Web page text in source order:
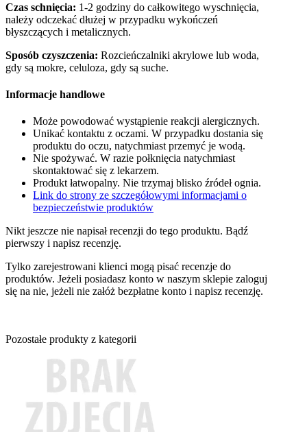
Czas schnięcia: 1-2 godziny do całkowitego wyschnięcia,
należy odczekać dłużej w przypadku wykończeń
błyszczących i metalicznych.
Sposób czyszczenia: Rozcieńczalniki akrylowe lub woda,
gdy są mokre, celuloza, gdy są suche.
Informacje handlowe
Może powodować wystąpienie reakcji alergicznych.
Unikać kontaktu z oczami. W przypadku dostania się
produktu do oczu, natychmiast przemyć je wodą.
Nie spożywać. W razie połknięcia natychmiast
skontaktować się z lekarzem.
Produkt łatwopalny. Nie trzymaj blisko źródeł ognia.
Link do strony ze szczegółowymi informacjami o
bezpieczeństwie produktów
Nikt jeszcze nie napisał recenzji do tego produktu. Bądź
pierwszy i napisz recenzję.
Tylko zarejestrowani klienci mogą pisać recenzje do
produktów. Jeżeli posiadasz konto w naszym sklepie zaloguj
się na nie, jeżeli nie załóż bezpłatne konto i napisz recenzję.
Pozostałe produkty z kategorii